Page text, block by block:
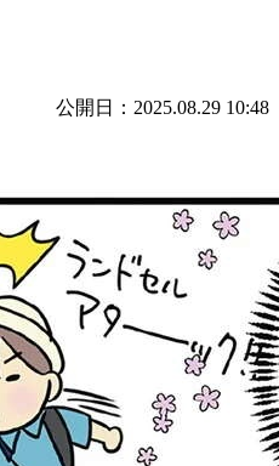
公開日：2025.08.29 10:48